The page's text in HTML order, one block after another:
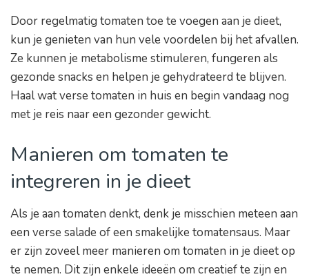
Door regelmatig tomaten toe te voegen aan je dieet,
kun je genieten van hun vele voordelen bij het afvallen.
Ze kunnen je metabolisme stimuleren, fungeren als
gezonde snacks en helpen je gehydrateerd te blijven.
Haal wat verse tomaten in huis en begin vandaag nog
met je reis naar een gezonder gewicht.
Manieren om tomaten te
integreren in je dieet
Als je aan tomaten denkt, denk je misschien meteen aan
een verse salade of een smakelijke tomatensaus. Maar
er zijn zoveel meer manieren om tomaten in je dieet op
te nemen. Dit zijn enkele ideeën om creatief te zijn en